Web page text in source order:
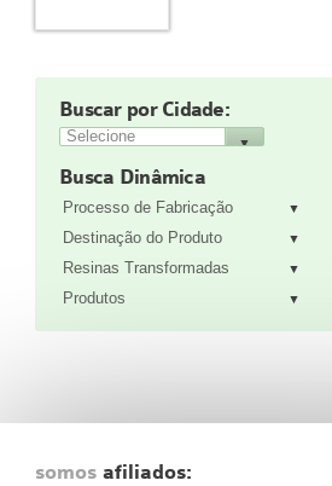
SEJA UM ASSOCIADO
VAGAS
Buscar por Cidade:
Busca Dinâmica
Processo de Fabricação
Destinação do Produto
Resinas Transformadas
Produtos
somos afiliados: